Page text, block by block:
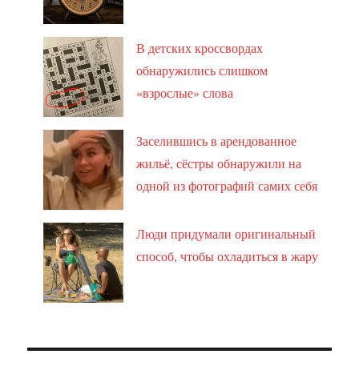
В детских кроссвордах
обнаружились слишком
«взрослые» слова
Заселившись в арендованное
жильё, сёстры обнаружили на
одной из фотографий самих себя
Люди придумали оригинальный
способ, чтобы охладиться в жару